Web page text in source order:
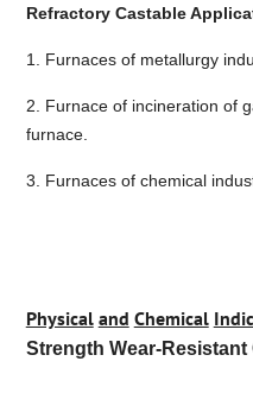
Refractory Castable
1. Furnaces of metallurgy
2. Furnace of incineration of
furnace.
3. Furnaces of chemical
Physical and Chemical
Strength Wear-Resistant